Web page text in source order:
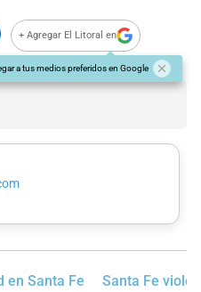
+ Agregar El Litoral en
a tus medios preferidos en Google
en Santa Fe Santa Fe